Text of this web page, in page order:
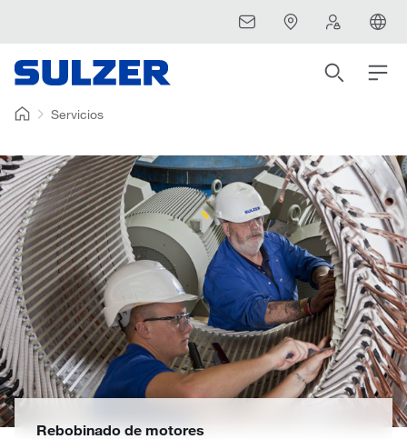
Servicios
Rebobinado de motores